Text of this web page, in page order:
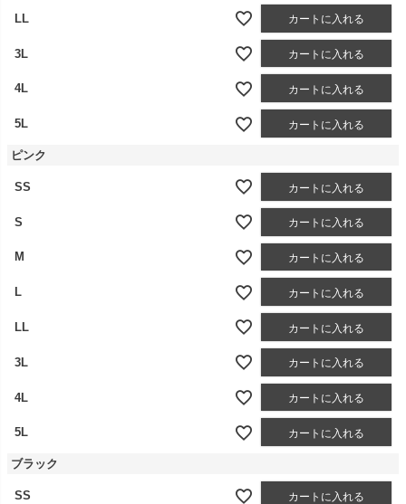
LL カートに入れる
3L カートに入れる
4L カートに入れる
5L カートに入れる
ピンク
SS カートに入れる
S カートに入れる
M カートに入れる
L カートに入れる
LL カートに入れる
3L カートに入れる
4L カートに入れる
5L カートに入れる
ブラック
SS カートに入れる